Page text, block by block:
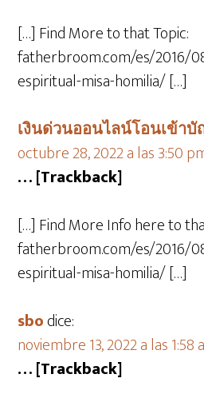
[…] Find More to that Topic:
fatherbroom.com/es/2016/
espiritual-misa-homilia/ […]
เงินด่วนออนไลน์โอนเข้า
octubre 28, 2022 a las 3:50
… [Trackback]
[…] Find More Info here to
fatherbroom.com/es/2016/
espiritual-misa-homilia/ […]
sbodice:
noviembre 13, 2022 a las 1:58
… [Trackback]